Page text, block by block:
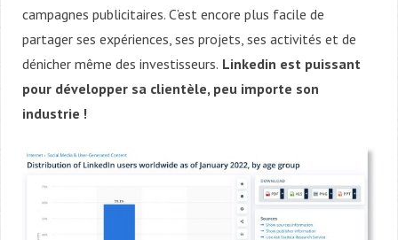
campagnes publicitaires. C’est encore plus facile de
partager ses expériences, ses projets, ses activités et de
dénicher même des investisseurs. Linkedin est puissant
pour développer sa clientèle, peu importe son
industrie !